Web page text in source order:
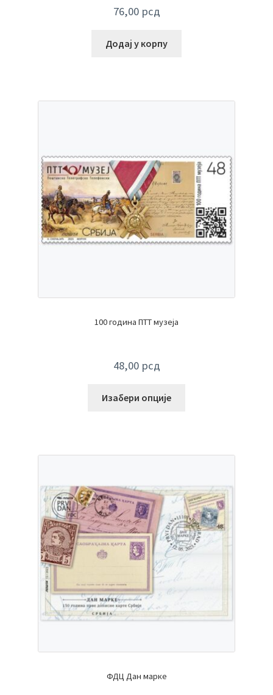
76,00 рсд
Додај у корпу
100 година ПТТ музеја
48,00 рсд
Изабери опције
ФДЦ Дан марке